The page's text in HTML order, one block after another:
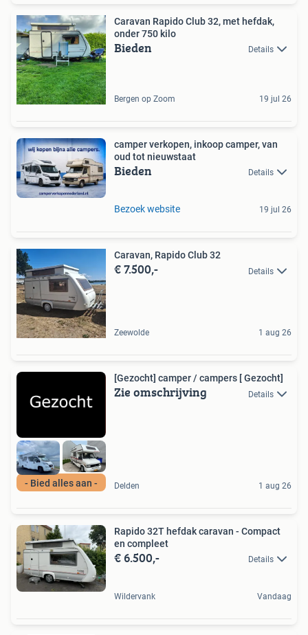
Caravan Rapido Club 32, met hefdak,
onder 750 kilo
Bieden Details
Bergen op Zoom 19 jul 26
camper verkopen, inkoop camper, van
oud tot nieuwstaat
Bieden Details
Bezoek website 19 jul 26
Caravan, Rapido Club 32
€ 7.500,- Details
Zeewolde 1 aug 26
- Bied alles aan -
[Gezocht] camper / campers [ Gezocht]
Zie omschrijving Details
Delden 1 aug 26
Rapido 32T hefdak caravan - Compact
en compleet
€ 6.500,- Details
Wildervank Vandaag